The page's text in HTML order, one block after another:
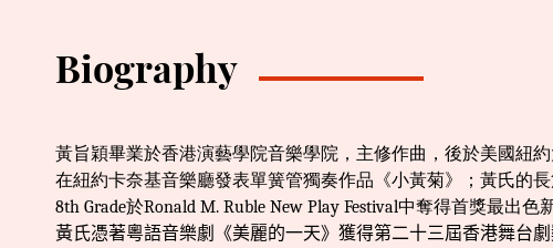
Biography
黃旨穎畢業於香港演藝學院音樂學院，主修作曲，後於美國紐
在紐約卡奈基音樂廳發表單簧管獨奏作品《小黃菊》；黃氏的長
8th Grade於Ronald M. Ruble New Play Festival中奪得首獎最出色
黃氏憑著粵語音樂劇《美麗的一天》獲得第二十三屆香港舞台